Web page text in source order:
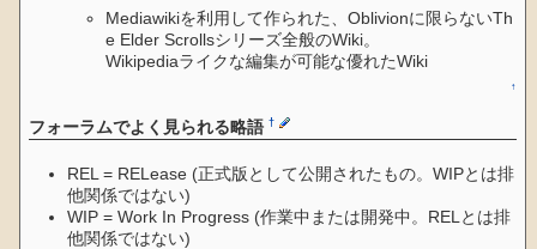
Mediawikiを利用して作られた、Oblivionに限らないTh
e Elder Scrollsシリーズ全般のWiki。
Wikipediaライクな編集が可能な優れたWiki
↑
フォーラムでよく見られる略語†
REL = RELease (正式版として公開されたもの。WIPとは排
他関係ではない)
WIP = Work In Progress (作業中または開発中。RELとは排
他関係ではない)